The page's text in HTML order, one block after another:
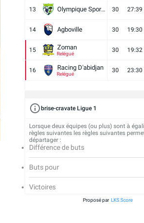
13 Olympique Sport d'Abobo FC 30 27:39
14 Agboville 30 19:30
15 Zoman
Relégué
30 19:32
16 Racing D'abidjan
Relégué
30 23:30
brise-cravate Ligue 1
Lorsque deux équipes (ou plus) sont à
règles suivantes les règles suivantes
départager :
Différence de buts
Buts pour
Victoires
Proposé par LKS Score